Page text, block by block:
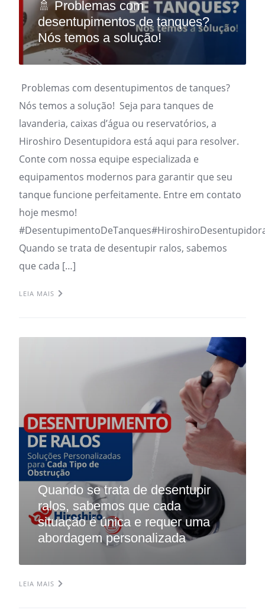
🚿 Problemas com
desentupimentos de tanques?
Nós temos a solução!
Problemas com desentupimentos de tanques?
Nós temos a solução! Seja para tanques de
lavanderia, caixas d’água ou reservatórios, a
Hiroshiro Desentupidora está aqui para resolver.
Conte com nossa equipe especializada e
equipamentos modernos para garantir que seu
tanque funcione perfeitamente. Entre em contato
hoje mesmo!
Quando se trata de desentupir ralos, sabemos
que cada […]
LEIA MAIS
Quando se trata de desentupir
ralos, sabemos que cada
situação é única e requer uma
abordagem personalizada
LEIA MAIS